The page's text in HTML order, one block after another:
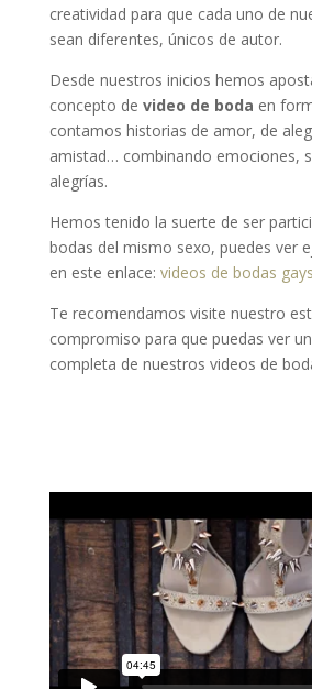
creatividad para que cada uno de
sean diferentes, únicos de autor.
Desde nuestros inicios hemos
concepto de video de boda en
contamos historias de amor, de
amistad… combinando emociones,
alegrías.
Hemos tenido la suerte de ser
bodas del mismo sexo, puedes ver
en este enlace: videos de bodas
Te recomendamos visite nuestro
compromiso para que puedas ver
completa de nuestros videos de